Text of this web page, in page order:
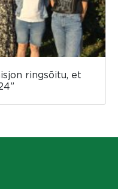
ringsõitu, et